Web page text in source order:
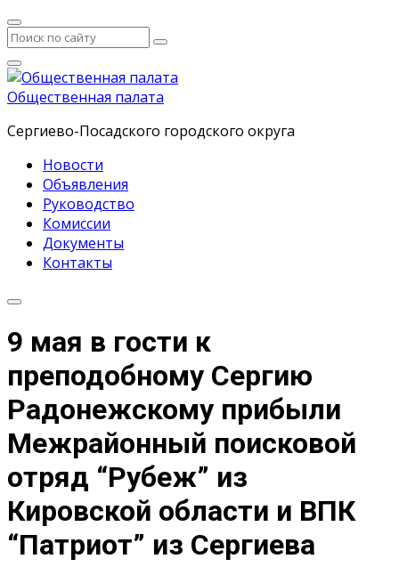
Общественная палата
Сергиево-Посадского городского округа
Новости
Объявления
Руководство
Комиссии
Документы
Контакты
9 мая в гости к
преподобному Сергию
Радонежскому прибыли
Межрайонный поисковой
отряд “Рубеж” из
Кировской области и ВПК
“Патриот” из Сергиева